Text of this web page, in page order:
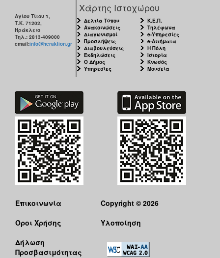
Αγίου Τίτου 1,
Τ.Κ. 71202,
Ηράκλειο
Τηλ.: 2813-409000
email:info@heraklion.gr
Χάρτης Ιστοχώρου
Δελτία Τύπου
Ανακοινώσεις
Διαγωνισμοί
Προσλήψεις
Διαβουλεύσεις
Εκδηλώσεις
Ο Δήμος
Υπηρεσίες
Κ.Ε.Π.
Τηλέφωνα
e-Υπηρεσίες
e-Αιτήματα
Η Πόλη
Ιστορία
Κνωσός
Μουσεία
Επικοινωνία
Όροι Χρήσης
Δήλωση
Προσβασιμότητας
Copyright © 2026
Υλοποίηση